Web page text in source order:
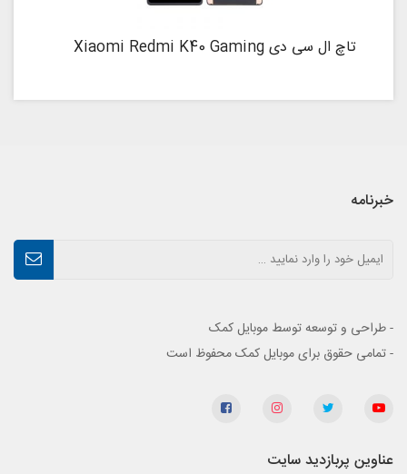
تاچ ال سی دی Xiaomi Redmi K40 Gaming
خبرنامه
- طراحی و توسعه توسط موبایل کمک
- تمامی حقوق برای موبایل کمک محفوظ است
عناوین پربازدید سایت